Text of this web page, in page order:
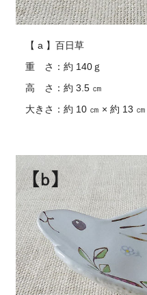
【 a 】百日草
重 さ：約 140ｇ
高 さ：約 3.5 ㎝
大きさ：約 10 ㎝ × 約 13 ㎝